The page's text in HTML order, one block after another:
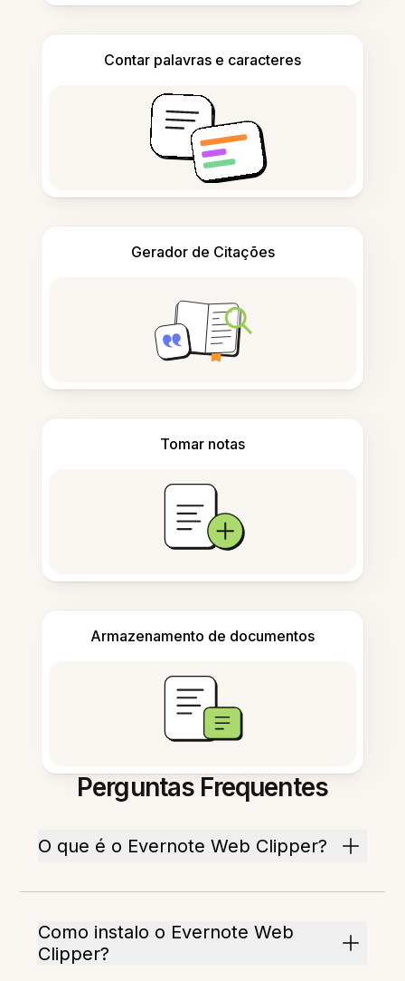
Contar palavras e caracteres
Gerador de Citações
Tomar notas
Armazenamento de documentos
Perguntas Frequentes
O que é o Evernote Web Clipper?
Como instalo o Evernote Web
Clipper?